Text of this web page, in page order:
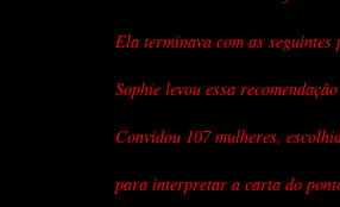
Ela terminava com as
Sophie levou essa
Convidou 107 mulheres,
para interpretar a carta do